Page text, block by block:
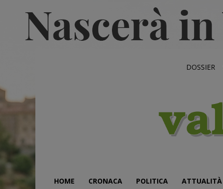
DOSSIER
HOME CRONACA POLITICA ATTUALITÀ